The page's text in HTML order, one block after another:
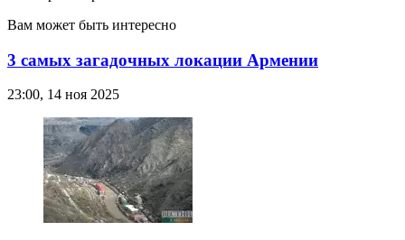
Вам может быть интересно
3 самых загадочных локации Армении
23:00, 14 ноя 2025